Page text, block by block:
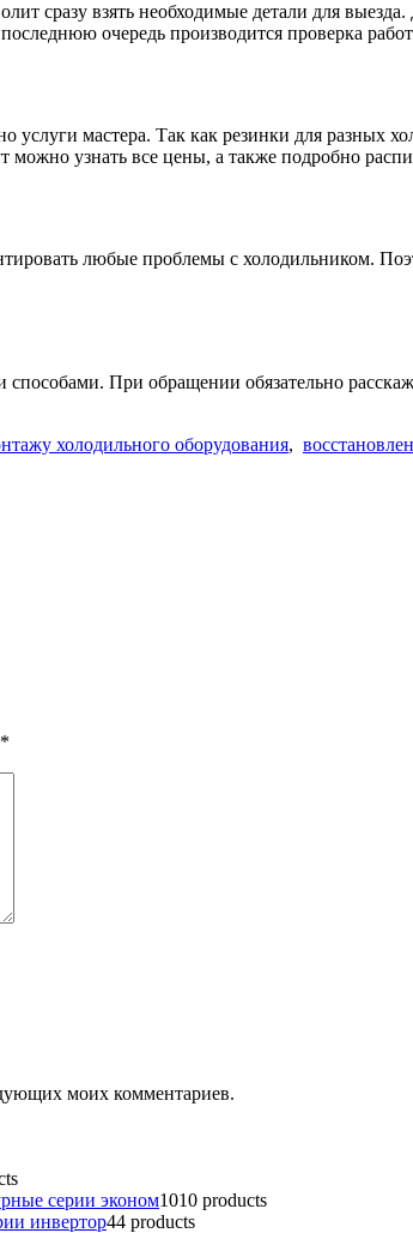
сразу взять необходимые детали для
очередь производится проверка
услуги мастера. Так как резинки для разных
узнать все цены, а также подробно
любые проблемы с холодильником.
При обращении обязательно
холодильного оборудования,
*
моих комментариев.
серии эконом1010 products
инвертор44 products